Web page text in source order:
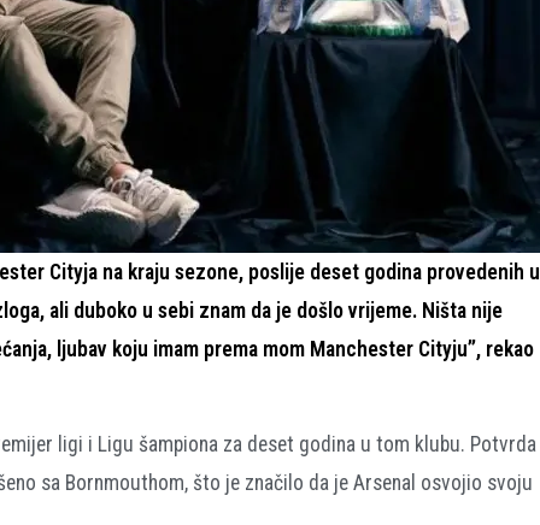
Cityja na kraju sezone, poslije deset godina provedenih u
ali duboko u sebi znam da je došlo vrijeme. Ništa nije
ljubav koju imam prema mom Manchester Cityju”, rekao
ligi i Ligu šampiona za deset godina u tom klubu. Potvrda
sa Bornmouthom, što je značilo da je Arsenal osvojio svoju